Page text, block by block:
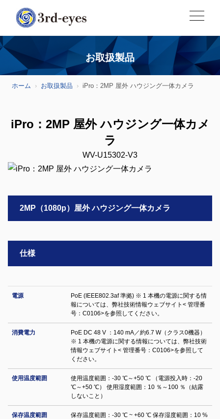
お取扱製品
ホーム お取扱製品 iPro：2MP 屋外 ハウジング一体カメラ
iPro：2MP 屋外 ハウジング一体カメ
ラ
WV-U15302-V3
2MP（1080p）屋外 ハウジング一体カメラ
仕様
電源
PoE (IEEE802.3af 準拠) ※ 1 本機の電源に関する情
報については、弊社技術情報ウェブサイト< 管理番
号：C0106>を参照してください。
消費電力
PoE DC 48 V ：140 mA／約6.7 W（クラス0機器）
※ 1 本機の電源に関する情報については、弊社技術
情報ウェブサイト< 管理番号：C0106>を参照して
ください。
使用温度範囲
使用温度範囲：-30 ℃～+50 ℃ （電源投入時：-20
℃～+50 ℃） 使用湿度範囲：10 ％～100 ％（結露
しないこと）
保存温度範囲
保存温度範囲：-30 ℃ ~ +60 ℃ 保存湿度範囲：10 %